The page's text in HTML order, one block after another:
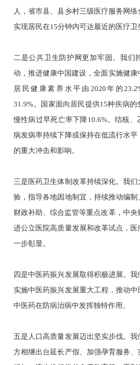
人，省市县、县乡村三级医疗服务网
实现居民在15分钟内可达最近的医疗卫
二是公共卫生防护网更加牢固。我们
动，推进健康中国建设，全面实施健康
居民健康素养水平由2020年的
31.9%。国家面向居民提供15种疾病的
慢性病过早死亡率下降10.6%。结核、
病发病率持续下降或保持在低流行水
的重大冲击和影响。
三是医药卫生体制改革持续深化。我
验，指导各地因地制宜，持续推动编制
财政补助、综合监管等重点改革，中央
进公立医院高质量发展和改革试点，
一步彰显。
四是中医药振兴发展取得积极进展。我
实施中医药振兴发展重大工程，推动中
中医药在防病治病中发挥独特作用。
五是人口高质量发展迈出坚实步伐。
方相继出台延长产假、加强孕育服务